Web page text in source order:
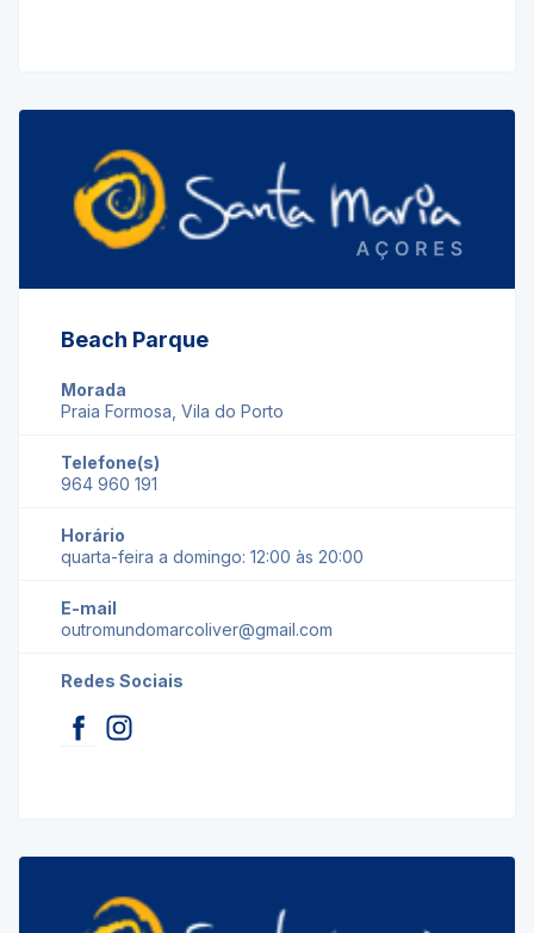
Beach Parque
Morada
Praia Formosa, Vila do Porto
Telefone(s)
964 960 191
Horário
quarta-feira a domingo: 12:00 às 20:00
E-mail
outromundomarcoliver@gmail.com
Redes Sociais